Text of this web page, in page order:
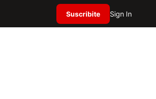
Suscribite Sign In